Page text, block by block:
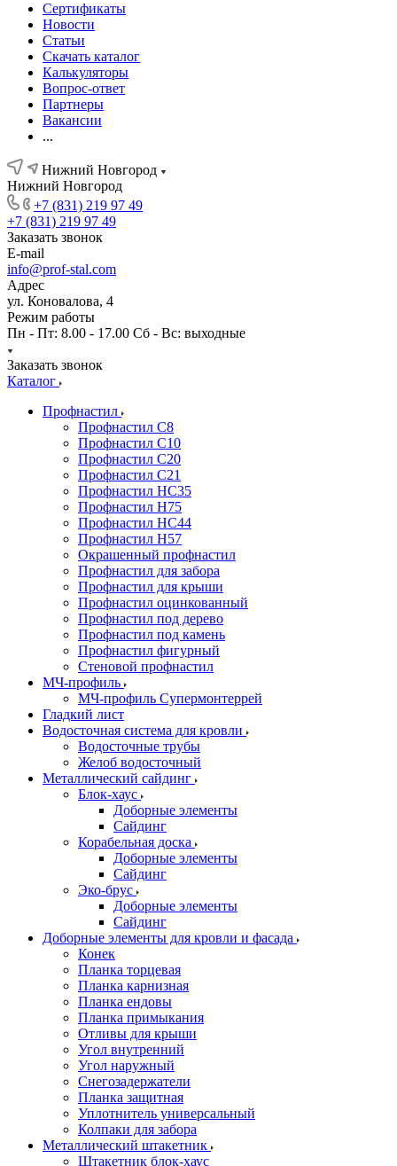
Сертификаты
Новости
Статьи
Скачать каталог
Калькуляторы
Вопрос-ответ
Партнеры
Вакансии
...
Нижний Новгород
Нижний Новгород
+7 (831) 219 97 49
+7 (831) 219 97 49
Заказать звонок
E-mail
info@prof-stal.com
Адрес
ул. Коновалова, 4
Режим работы
Пн - Пт: 8.00 - 17.00 Сб - Вс: выходные
Заказать звонок
Каталог
Профнастил
Профнастил С8
Профнастил С10
Профнастил С20
Профнастил С21
Профнастил НС35
Профнастил Н75
Профнастил HC44
Профнастил Н57
Окрашенный профнастил
Профнастил для забора
Профнастил для крыши
Профнастил оцинкованный
Профнастил под дерево
Профнастил под камень
Профнастил фигурный
Стеновой профнастил
МЧ-профиль
МЧ-профиль Супермонтеррей
Гладкий лист
Водосточная система для кровли
Водосточные трубы
Желоб водосточный
Металлический сайдинг
Блок-хаус
Доборные элементы
Сайдинг
Корабельная доска
Доборные элементы
Сайдинг
Эко-брус
Доборные элементы
Сайдинг
Доборные элементы для кровли и фасада
Конек
Планка торцевая
Планка карнизная
Планка ендовы
Планка примыкания
Отливы для крыши
Угол внутренний
Угол наружный
Снегозадержатели
Планка защитная
Уплотнитель универсальный
Колпаки для забора
Металлический штакетник
Штакетник блок-хаус